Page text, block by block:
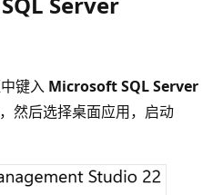
键入 Microsoft SQL Server
，然后选择桌面应用，启动